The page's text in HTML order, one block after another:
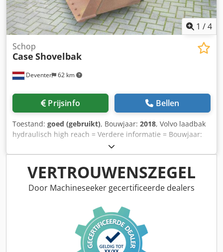
1 /4
Deventer 62 km
Schop
Case Shovelbak
Prijsinfo Bellen
Toestand: goed (gebruikt), Bouwjaar: 2018, Volvo laadbak
hydraulisch high reach = Verdere informatie = Bouwjaar:
2018 Toepasselijk voor: Bouwmachines Snelwisselsysteem:
Ja Technische staat: goed Optische staat: goed Neem
contact op met Gerrit Haverhoek voor meer informatie.
Dsdpfxewwtg Sj Am Hock
VERTROUWENSZEGEL
Door Machineseeker gecertificeerde dealers